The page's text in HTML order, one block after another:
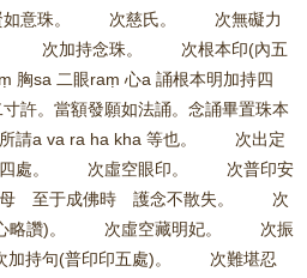
意珠。 次慈氏。 次無礙力
次加持念珠。 次根本印(內五
胸sa 二眼raṃ 心a 誦根本明加持四
。當額發願如法誦。念誦畢置珠本
請a va ra ha kha 等也。 次出定
持四處。 次虛空眼印。 次普印安
母 至于成佛時 護念不散失。 次
略讚)。 次虛空藏明妃。 次振
句(普印印五處)。 次難堪忍